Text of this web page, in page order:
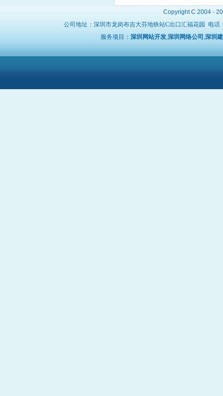
Copyright C 2004 -
公司地址：深圳市龙岗布吉大芬地铁站C出口汇福花园 电话
服务项目： 深圳网站开发,深圳网络公司 ,深圳